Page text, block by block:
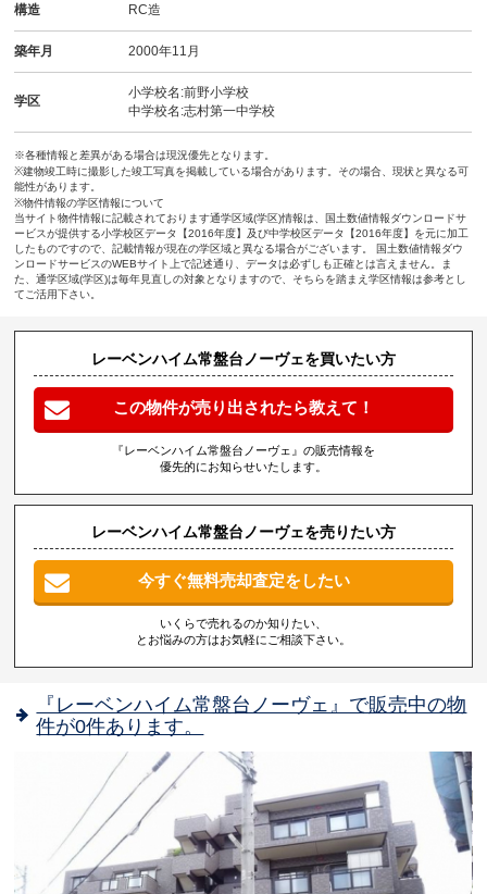
構造 RC造
築年月 2000年11月
学区
小学校名:前野小学校
中学校名:志村第一中学校
※各種情報と差異がある場合は現況優先となります。
※建物竣工時に撮影した竣工写真を掲載している場合があります。その場合、現状と異なる可
能性があります。
※物件情報の学区情報について
当サイト物件情報に記載されております通学区域(学区)情報は、国土数値情報ダウンロードサ
ービスが提供する小学校区データ【2016年度】及び中学校区データ【2016年度】を元に加工
したものですので、記載情報が現在の学区域と異なる場合がございます。 国土数値情報ダウ
ンロードサービスのWEBサイト上で記述通り、データは必ずしも正確とは言えません。ま
た、通学区域(学区)は毎年見直しの対象となりますので、そちらを踏まえ学区情報は参考とし
てご活用下さい。
レーベンハイム常盤台ノーヴェを買いたい方
この物件が売り出されたら教えて！
『レーベンハイム常盤台ノーヴェ』の販売情報を
優先的にお知らせいたします。
レーベンハイム常盤台ノーヴェを売りたい方
今すぐ無料売却査定をしたい
いくらで売れるのか知りたい、
とお悩みの方はお気軽にご相談下さい。
『レーベンハイム常盤台ノーヴェ』で販売中の物
件が0件あります。